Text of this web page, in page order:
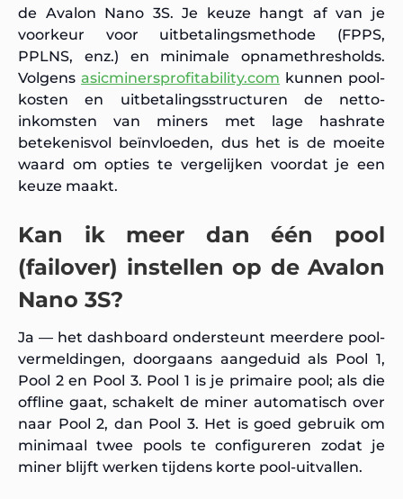
de Avalon Nano 3S. Je keuze hangt af van je
voorkeur voor uitbetalingsmethode (FPPS,
PPLNS, enz.) en minimale opnamethresholds.
Volgens asicminersprofitability.com kunnen pool-
kosten en uitbetalingsstructuren de netto-
inkomsten van miners met lage hashrate
betekenisvol beïnvloeden, dus het is de moeite
waard om opties te vergelijken voordat je een
keuze maakt.
Kan ik meer dan één pool
(failover) instellen op de Avalon
Nano 3S?
Ja — het dashboard ondersteunt meerdere pool-
vermeldingen, doorgaans aangeduid als Pool 1,
Pool 2 en Pool 3. Pool 1 is je primaire pool; als die
offline gaat, schakelt de miner automatisch over
naar Pool 2, dan Pool 3. Het is goed gebruik om
minimaal twee pools te configureren zodat je
miner blijft werken tijdens korte pool-uitvallen.